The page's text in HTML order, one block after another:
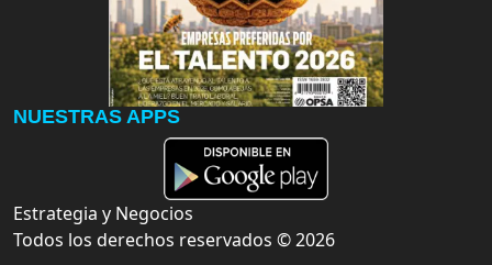
NUESTRAS APPS
Estrategia y Negocios
Todos los derechos reservados ©2026